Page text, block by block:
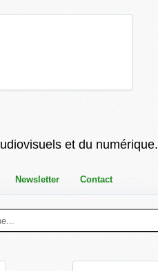
et du numérique.
Newsletter Contact